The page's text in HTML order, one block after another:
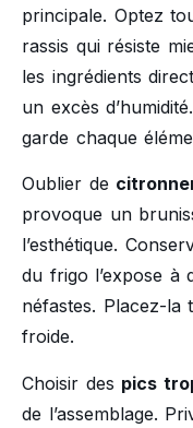
principale. Optez
rassis qui résiste
les ingrédients
un excès
garde chaque
Oublier de
provoque un
l’esthétique.
du frigo l’expose à
néfastes. Placez-la
froide.
Choisir des pics
de l’assemblage.